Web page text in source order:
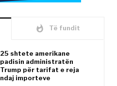
whatshot Të fundit
25 shtete amerikane
padisin administratën
Trump për tarifat e reja
ndaj importeve